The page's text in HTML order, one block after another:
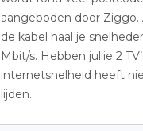
aangeboden door Ziggo.
de kabel haal je
Mbit/s. Hebben jullie 2
internetsnelheid heeft
lijden.